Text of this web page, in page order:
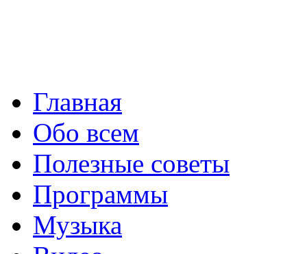
Главная
Обо всем
Полезные советы
Программы
Музыка